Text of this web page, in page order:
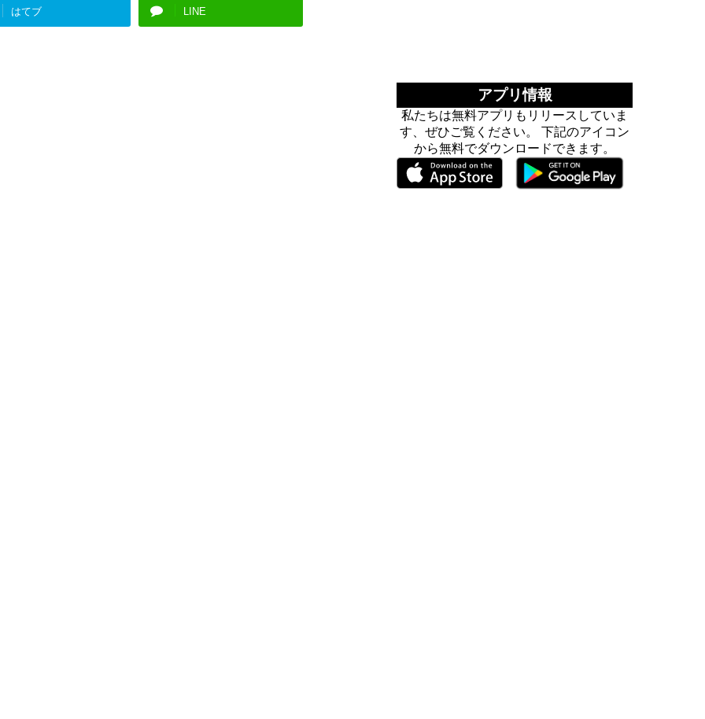
はてブ LINE
アプリ情報
私たちは無料アプリもリリースしていま
す、ぜひご覧ください。 下記のアイコン
から無料でダウンロードできます。